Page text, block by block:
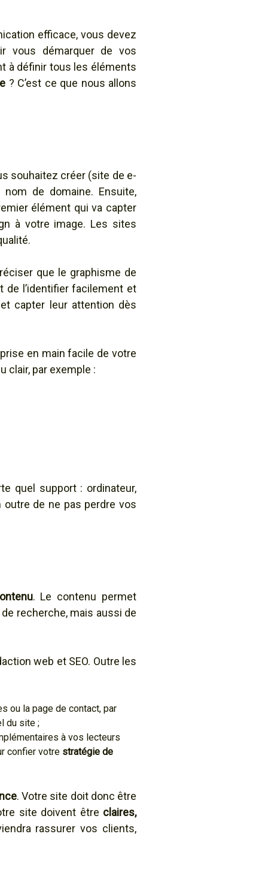
efficace, vous devez
vous démarquer de vos
à définir tous les éléments
? C’est ce que nous allons
souhaitez créer (site de e-
de domaine. Ensuite,
élément qui va capter
à votre image. Les sites
que le graphisme de
l’identifier facilement et
capter leur attention dès
en main facile de votre
clair, par exemple :
quel support : ordinateur,
outre de ne pas perdre vos
. Le contenu permet
recherche, mais aussi de
web et SEO. Outre les
ou la page de contact, par
du site ;
à vos lecteurs
confier votre stratégie de
. Votre site doit donc être
site doivent être claires,
rassurer vos clients,